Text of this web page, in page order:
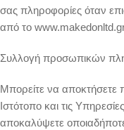
σας πληροφορίες όταν
από το
Συλλογή προσωπικών
Μπορείτε να αποκτήσετε
Ιστότοπο και τις
αποκαλύψετε